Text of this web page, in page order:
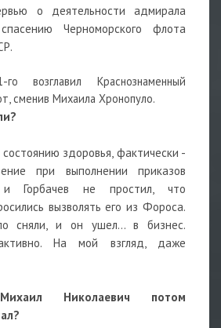
о деятельности адмирала
Черноморского флота
возглавил Краснознаменный
сменив Михаила Хронопуло.
здоровья, фактически -
при выполнении приказов
Горбачев не простил, что
вызволять его из Фороса.
сняли, и он ушел... в бизнес.
На мой взгляд, даже
Николаевич потом